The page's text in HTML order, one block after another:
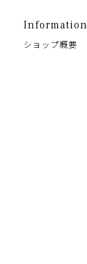
Information
ショップ概要